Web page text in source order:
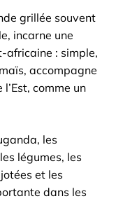
grillée souvent
incarne une
africaine : simple,
accompagne
comme un
les
légumes, les
et les
dans les